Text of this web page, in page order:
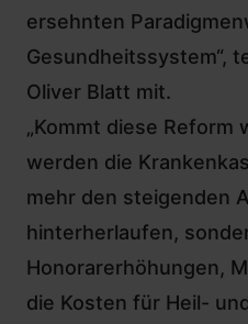
ersehnten
Gesundheitssystem“,
Oliver Blatt mit.
„Kommt diese Reform
werden die
mehr den steigenden
hinterherlaufen,
Honorarerhöhungen,
die Kosten für Heil-